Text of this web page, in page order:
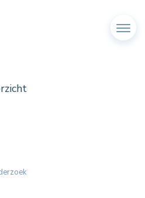
Menu